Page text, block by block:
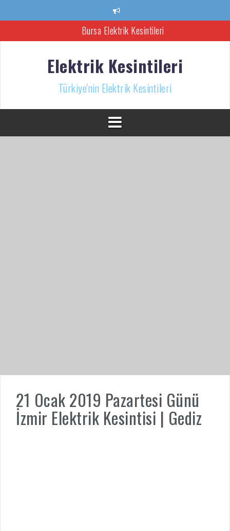
Bursa Elektrik Kesintileri
Türkiye’nin Elektrik Kesintileri Haber Kaynağı
İzmir Elektrik Kesintisi
Elektrik Kesintileri
Türkiye'nin Elektrik Kesintileri
21 Ocak 2019 Pazartesi Günü
İzmir Elektrik Kesintisi | Gediz